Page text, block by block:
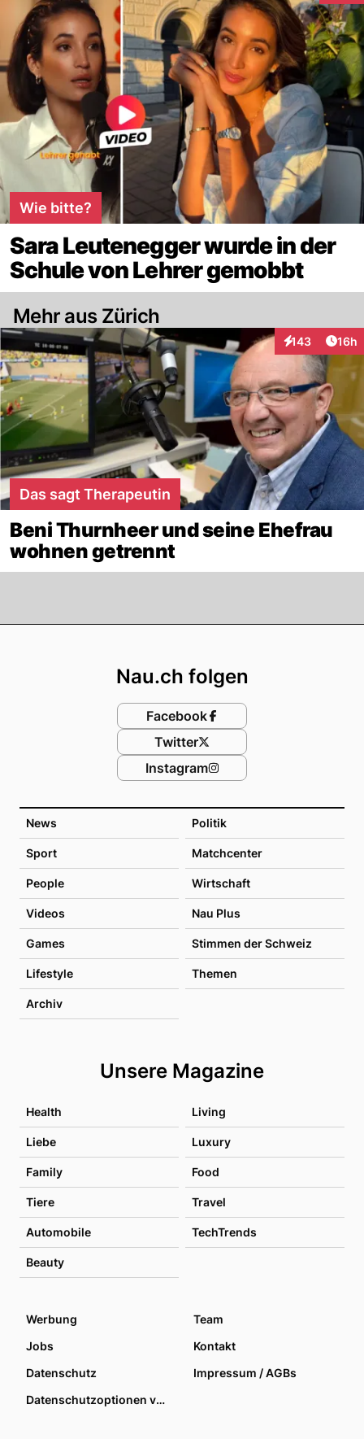
Wie bitte?
Sara Leutenegger wurde in der
Schule von Lehrer gemobbt
Mehr aus Zürich
143
Interaktionen
16h
Das sagt Therapeutin
Beni Thurnheer und seine Ehefrau
wohnen getrennt
News Politik
Sport Matchcenter
People Wirtschaft
Videos Nau Plus
Games Stimmen der Schweiz
Lifestyle Themen
Archiv
Unsere Magazine
Health Living
Liebe Luxury
Family Food
Tiere Travel
Automobile TechTrends
Beauty
Nau.ch folgen
Facebook
Twitter
Instagram
Werbung
Team
Jobs
Kontakt
Datenschutz
Impressum / AGBs
Datenschutzoptionen verwalten